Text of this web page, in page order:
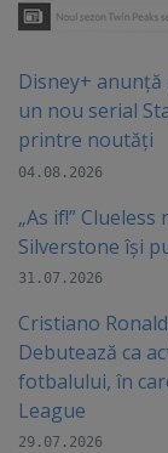
Disney+ anunță
un nou serial
printre noutăți
04.08.2026
„As if!”
Silverstone își
31.07.2026
Cristiano
Debutează ca
fotbalului, în
League
29.07.2026